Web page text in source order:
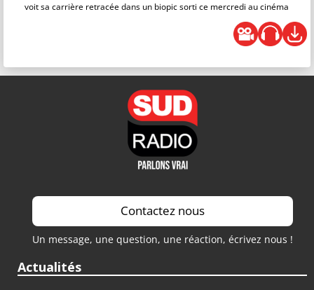
voit sa carrière retracée dans un biopic sorti ce mercredi au cinéma
Contactez nous
Un message, une question, une réaction, écrivez nous !
Actualités